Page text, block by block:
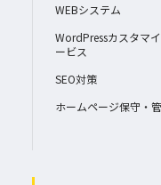
WEBシステム
WordPressカスタマ
ービス
SEO対策
ホームページ保守・